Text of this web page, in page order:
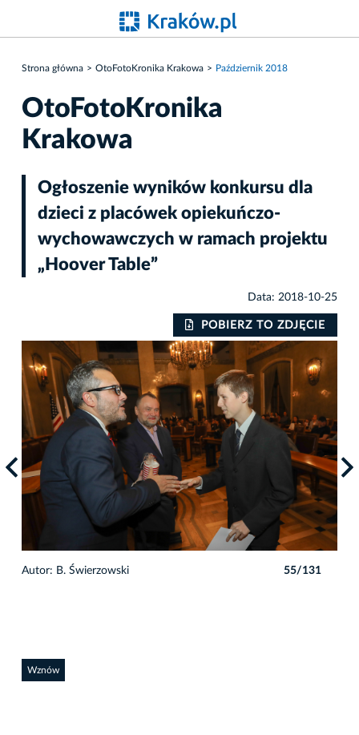
Strona główna OtoFotoKronika Krakowa Październik 2018
OtoFotoKronika
Krakowa
Ogłoszenie wyników konkursu dla
dzieci z placówek opiekuńczo-
wychowawczych w ramach projektu
„Hoover Table”
Data: 2018-10-25
POBIERZ TO ZDJĘCIE
Autor: B. Świerzowski 55/131
Wznów